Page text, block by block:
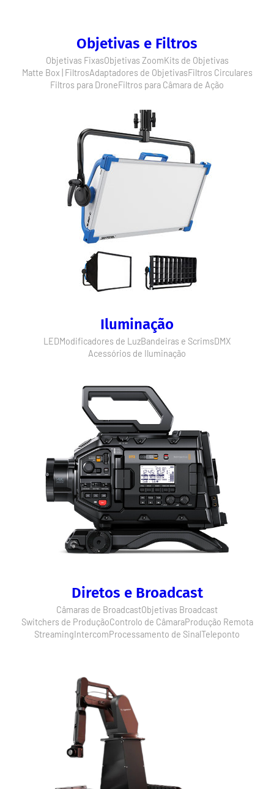
Objetivas e Filtros
Objetivas FixasObjetivas ZoomKits de Objetivas
Matte Box | FiltrosAdaptadores de ObjetivasFiltros Circulares
Filtros para DroneFiltros para Câmara de Ação
Iluminação
LEDModificadores de LuzBandeiras e ScrimsDMX
Acessórios de Iluminação
Diretos e Broadcast
Câmaras de BroadcastObjetivas Broadcast
Switchers de ProduçãoControlo de CâmaraProdução Remota
StreamingIntercomProcessamento de SinalTeleponto